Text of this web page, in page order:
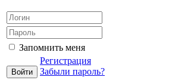
Запомнить меня
Регистрация
Забыли пароль?